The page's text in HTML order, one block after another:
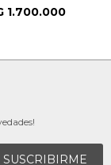
(CD)
1.700.000
SUSCRIBIRME